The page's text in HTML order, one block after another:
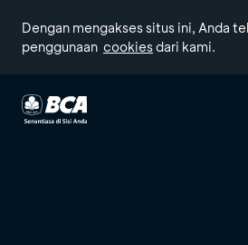
Dengan mengakses situs ini, Anda
penggunaan cookiesdari kami.